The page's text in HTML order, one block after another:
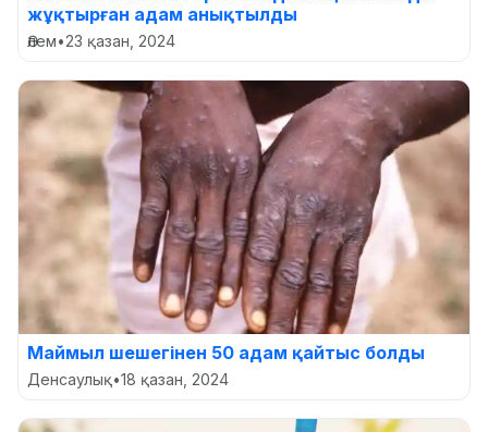
жұқтырған адам анықтылды
Әлем•23 қазан, 2024
Маймыл шешегінен 50 адам қайтыс болды
Денсаулық•18 қазан, 2024